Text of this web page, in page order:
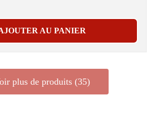
AU PANIER
plus de produits (35)